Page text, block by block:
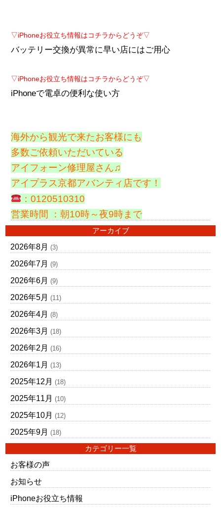
▽iPhoneお役立ち情報はコチラからどうぞ▽
バッテリー交換が異常に早い店にはご用心
▽iPhoneお役立ち情報はコチラからどうぞ▽
iPhoneで電卓の便利な使い方
海外から観光で来たお客様にも
多数ご依頼いただいている
アイフォーン修理屋さん♫
アイプラス京都アバンティ店です！
：0120510310
営業時間 ：朝10時～夜9時まで
アーカイブ
2026年8月 (3)
2026年7月 (9)
2026年6月 (9)
2026年5月 (11)
2026年4月 (8)
2026年3月 (18)
2026年2月 (16)
2026年1月 (13)
2025年12月 (18)
2025年11月 (10)
2025年10月 (12)
2025年9月 (18)
カテゴリー一覧
お客様の声
お知らせ
iPhoneお役立ち情報